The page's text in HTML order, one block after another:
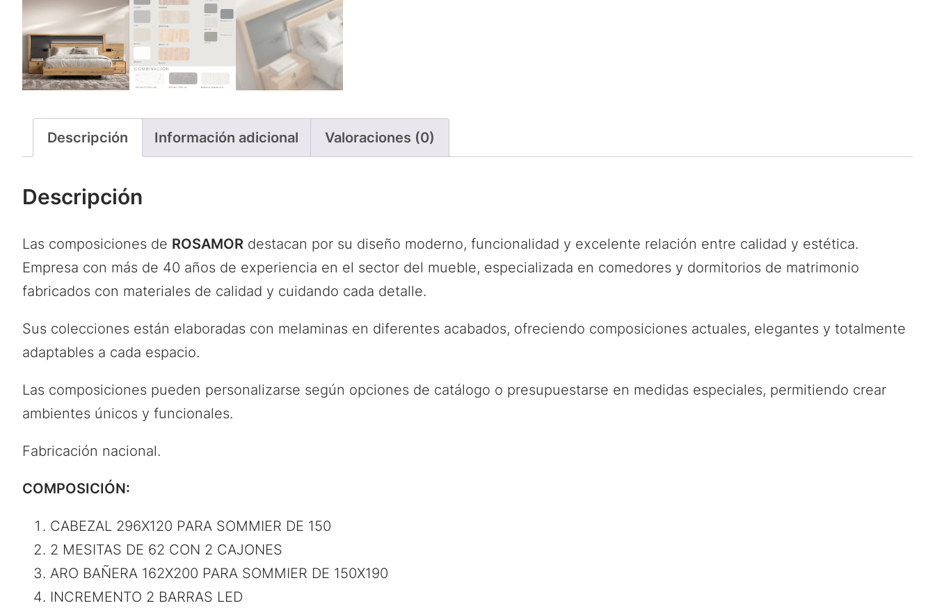
Descripción Información adicional Valoraciones (0)
Descripción
Las composiciones de ROSAMOR destacan por su diseño moderno, funcionalidad y excelente relación entre calidad y estética.
Empresa con más de 40 años de experiencia en el sector del mueble, especializada en comedores y dormitorios de matrimonio
fabricados con materiales de calidad y cuidando cada detalle.
Sus colecciones están elaboradas con melaminas en diferentes acabados, ofreciendo composiciones actuales, elegantes y totalmente
adaptables a cada espacio.
Las composiciones pueden personalizarse según opciones de catálogo o presupuestarse en medidas especiales, permitiendo crear
ambientes únicos y funcionales.
Fabricación nacional.
COMPOSICIÓN:
CABEZAL 296X120 PARA SOMMIER DE 150
2 MESITAS DE 62 CON 2 CAJONES
ARO BAÑERA 162X200 PARA SOMMIER DE 150X190
INCREMENTO 2 BARRAS LED